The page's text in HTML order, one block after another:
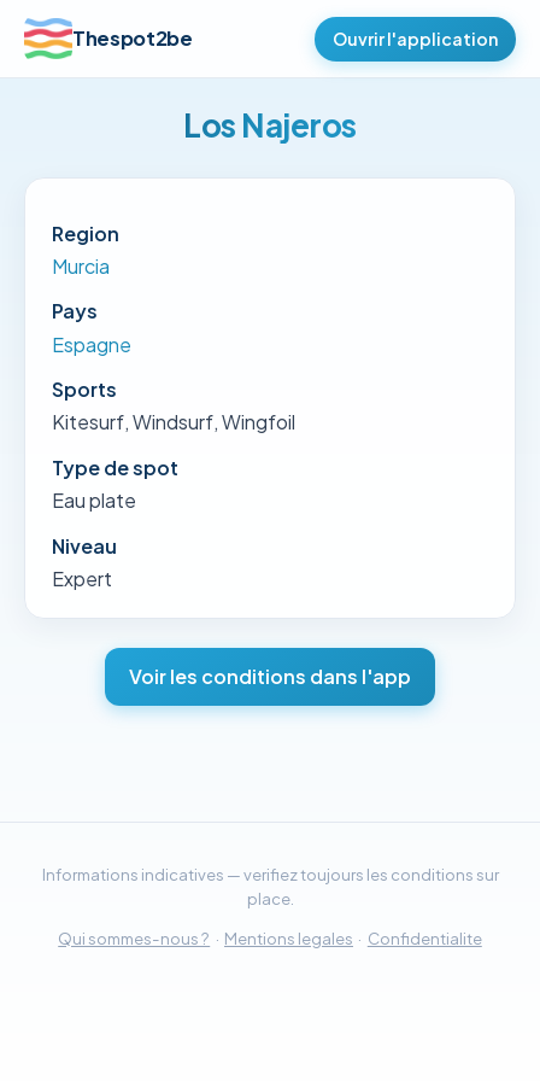
Thespot2be Ouvrir l'application
Los Najeros
Region
Murcia
Pays
Espagne
Sports
Kitesurf, Windsurf, Wingfoil
Type de spot
Eau plate
Niveau
Expert
Voir les conditions dans l'app
Informations indicatives — verifiez toujours les conditions sur
place.
Qui sommes-nous ? · Mentions legales · Confidentialite